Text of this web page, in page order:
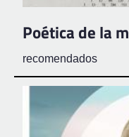
Poética de la
recomendados